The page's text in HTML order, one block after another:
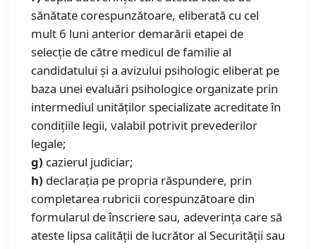
sănătate corespunzătoare, eliberată cu cel
mult 6 luni anterior demarării etapei de
selecție de către medicul de familie al
candidatului și a avizului psihologic eliberat pe
baza unei evaluări psihologice organizate prin
intermediul unităților specializate acreditate în
condițiile legii, valabil potrivit prevederilor
legale;
g) cazierul judiciar;
h) declaraţia pe propria răspundere, prin
completarea rubricii corespunzătoare din
formularul de înscriere sau, adeverinţa care să
ateste lipsa calităţii de lucrător al Securităţii sau